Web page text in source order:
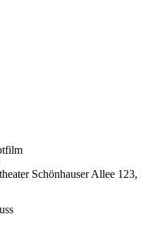
Schönhauser Allee